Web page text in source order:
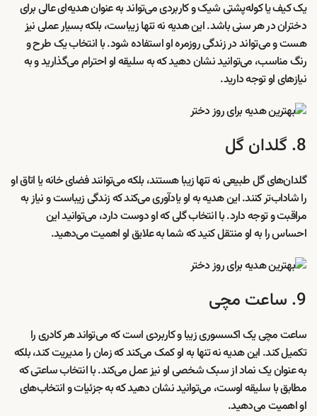
یک کیف یا کوله‌پشتی شیک و کاربردی می‌تواند به عنوان هدیه‌ای عالی برای
دختران در هر سنی باشد. این هدیه نه تنها زیباست، بلکه بسیار عملی نیز
هست و می‌تواند در زندگی روزمره او استفاده شود. با انتخاب یک طرح و
رنگ مناسب، می‌توانید نشان دهید که به سلیقه او احترام می‌گذارید و به
نیازهای او توجه دارید.
8. گلدان گل
گلدان‌های گل طبیعی نه تنها زیبا هستند، بلکه می‌توانند فضای خانه یا اتاق او
را شاداب‌تر کنند. این هدیه به او یادآوری می‌کند که زندگی زیباست و نیاز به
مراقبت و توجه دارد. با انتخاب گلی که او دوست دارد، می‌توانید این
احساس را به او منتقل کنید که شما به علایق او اهمیت می‌دهید.
9. ساعت مچی
ساعت مچی یک اکسسوری زیبا و کاربردی است که می‌تواند هر کادری را
تکمیل کند. این هدیه نه تنها به او کمک می‌کند که زمان را مدیریت کند، بلکه
به عنوان یک نماد از سبک شخصی او نیز عمل می‌کند. با انتخاب ساعتی که
مطابق با سلیقه اوست، می‌توانید نشان دهید که به جزئیات و انتخاب‌های
او اهمیت می‌دهید.